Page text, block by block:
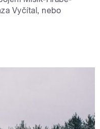
Vyčítal, nebo